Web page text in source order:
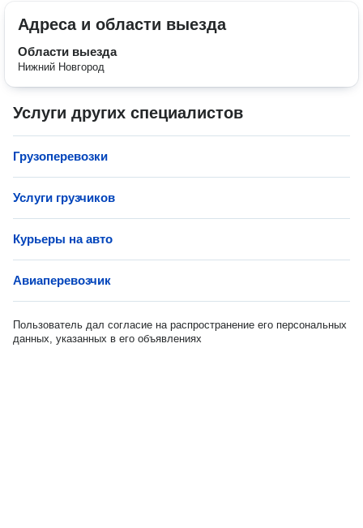
Адреса и области выезда
Области выезда
Нижний Новгород
Услуги других специалистов
Грузоперевозки
Услуги грузчиков
Курьеры на авто
Авиаперевозчик
Пользователь дал согласие на распространение его персональных
данных, указанных в его объявлениях